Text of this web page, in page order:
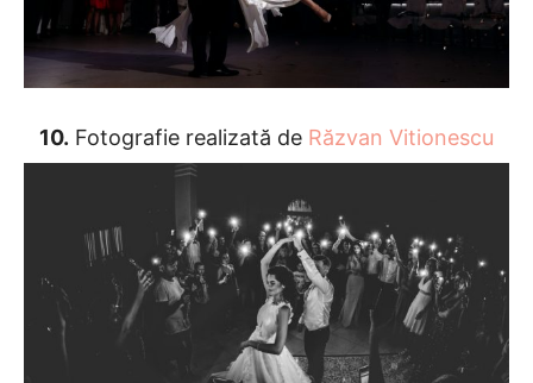
10. Fotografie realizată de Răzvan Vitionescu